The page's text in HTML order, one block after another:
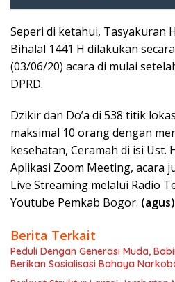
Seperi di ketahui, Tasyakuran
Bihalal 1441 H dilakukan
(03/06/20) acara di mulai
DPRD.
Dzikir dan Do’a di 538 titik
maksimal 10 orang dengan
kesehatan, Ceramah di isi Ust.
Aplikasi Zoom Meeting, acara
Live Streaming melalui Radio
Youtube Pemkab Bogor. (agus)
Berita Terkait
Peduli Dengan Generasi Muda,
Berikan Sosialisasi Bahaya